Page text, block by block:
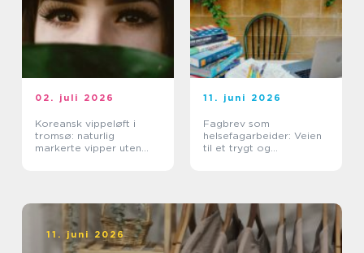
02. juli 2026
Koreansk vippeløft i
tromsø: naturlig
markerte vipper uten
11. juni 2026
Fagbrev som
helsefagarbeider: Veien
til et trygt og
11. juni 2026